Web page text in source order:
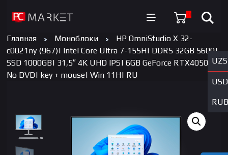
0
UZS
USD
RUB
Главная Моноблоки
HP OmniStudio X 32-
c0021ny (967)| Intel Core Ultra 7-155H| DDR5 32GB 5600|
SSD 1000GB| 31,5″ 4K UHD IPS| 6GB GeForce RTX4050|
No DVD| key + mouse| Win 11H| RU